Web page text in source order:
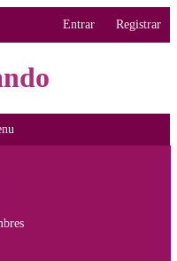
Entrar Registrar